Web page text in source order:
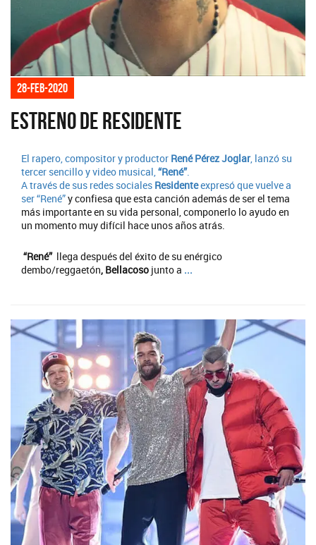
28-feb-2020
Estreno de Residente
El rapero, compositor y productor René Pérez Joglar, lanzó su
tercer sencillo y video musical,“René”.
A través de sus redes sociales Residenteexpresó que vuelve a
ser“René”y confiesa que esta canción además de ser el tema
más importante en su vida personal, componerlo lo ayudo en
un momento muy difícil hace unos años atrás.
“René”llega después del éxito de su enérgico
dembo/reggaetón, Bellacoso junto a ...